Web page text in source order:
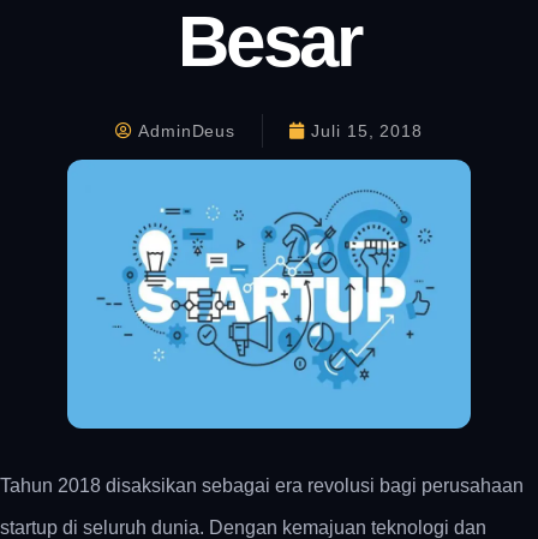
Besar
AdminDeus Juli 15, 2018
Tahun 2018 disaksikan sebagai era revolusi bagi perusahaan
startup di seluruh dunia. Dengan kemajuan teknologi dan